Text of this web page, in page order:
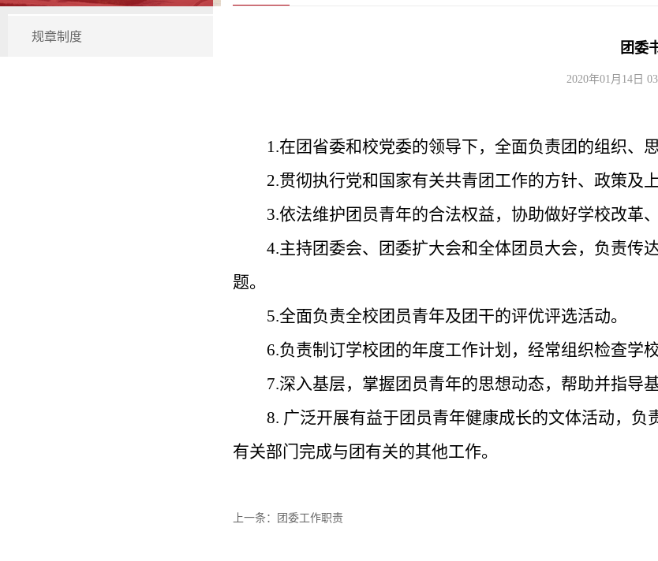
规章制度
团委
2020年01月14日
1.在团省委和校党委的领导下，全面负责团的组织、
2.贯彻执行党和国家有关共青团工作的方针、政策及
3.依法维护团员青年的合法权益，协助做好学校改革
4.主持团委会、团委扩大会和全体团员大会，负责传
题。
5.全面负责全校团员青年及团干的评优评选活动。
6.负责制订学校团的年度工作计划，经常组织检查学
7.深入基层，掌握团员青年的思想动态，帮助并指导
8. 广泛开展有益于团员青年健康成长的文体活动，
有关部门完成与团有关的其他工作。
上一条： 团委工作职责